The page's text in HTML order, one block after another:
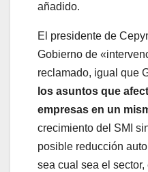
añadido.
El presidente de
Gobierno de
reclamado, igual que
los asuntos que
empresas en un
crecimiento del SMI
posible reducción
sea cual sea el